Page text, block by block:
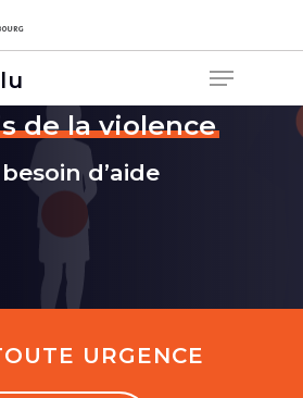
or ESC to close
de la violence
besoin d’aide
URGENCE